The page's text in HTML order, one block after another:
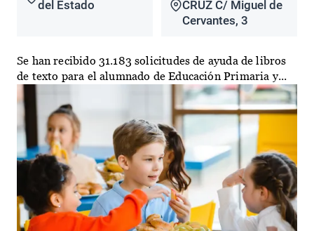
del Estado
CRUZ C/ Miguel de
Cervantes, 3
Se han recibido 31.183 solicitudes de ayuda de libros
de texto para el alumnado de Educación Primaria y...